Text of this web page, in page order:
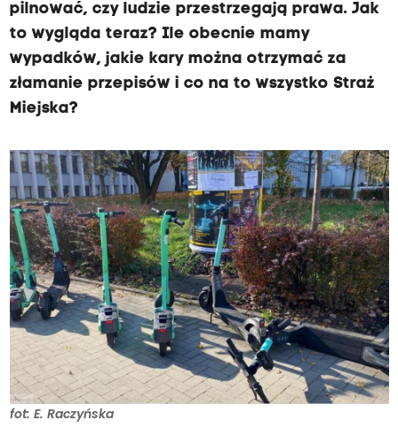
pilnować, czy ludzie przestrzegają prawa. Jak
to wygląda teraz? Ile obecnie mamy
wypadków, jakie kary można otrzymać za
złamanie przepisów i co na to wszystko Straż
Miejska?
fot: E. Raczyńska